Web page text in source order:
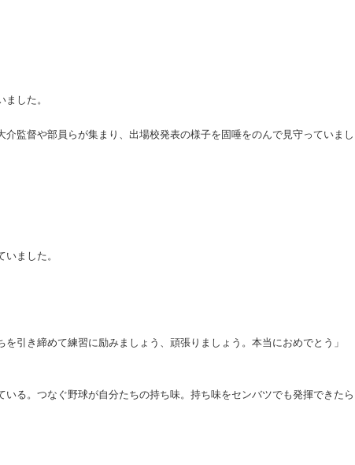
した。
監督や部員らが集まり、出場校発表の様子を固唾をのんで見守っていまし
ました。
引き締めて練習に励みましょう、頑張りましょう。本当におめでとう」
る。つなぐ野球が自分たちの持ち味。持ち味をセンバツでも発揮できた